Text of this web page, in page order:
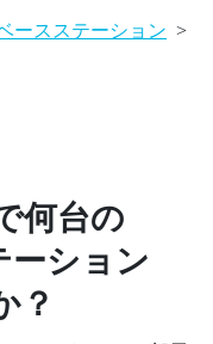
ースステーション >
何台の
ーション
？